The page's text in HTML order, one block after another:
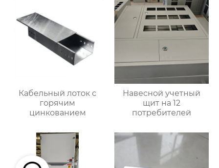
Кабельный лоток с
горячим
цинкованием
Навесной учетный
щит на 12
потребителей